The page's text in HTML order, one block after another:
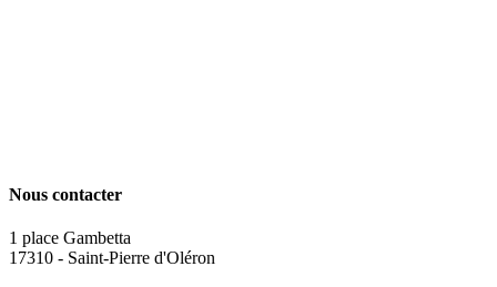
Nous contacter
1 place Gambetta
17310 - Saint-Pierre d'Oléron